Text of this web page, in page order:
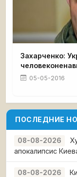
Захарченко:
05-05-2016
ПОСЛЕДНИЕ
08-08-2026
апокалипсис
08-08-2026